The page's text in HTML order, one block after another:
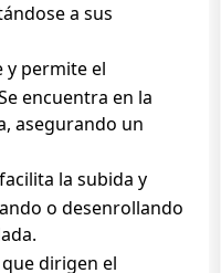
a sus
y permite el
encuentra en la
asegurando un
la subida y
o desenrollando
dirigen el